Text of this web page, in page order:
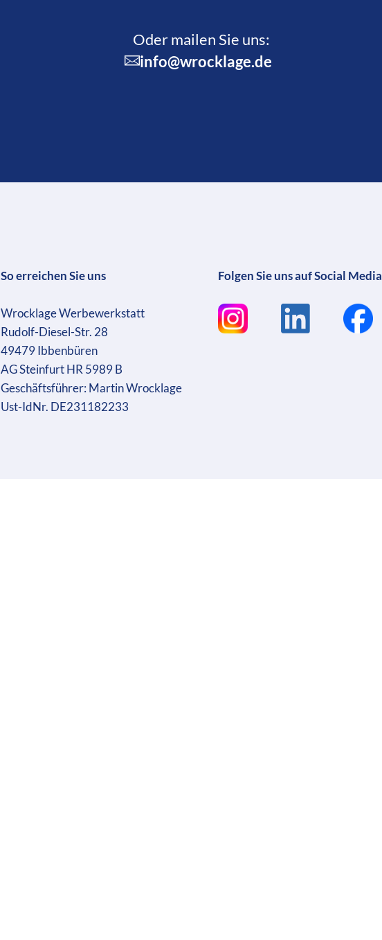
Oder mailen Sie uns:
info@wrocklage.de
So erreichen Sie uns
Wrocklage Werbewerkstatt
Rudolf-Diesel-Str. 28
49479 Ibbenbüren
AG Steinfurt HR 5989 B
Geschäftsführer: Martin Wrocklage
Ust-IdNr. DE231182233
Folgen Sie uns auf Social Media